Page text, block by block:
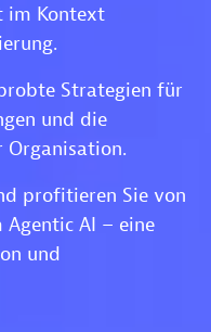
im Kontext
Strategien für
und die
Organisation.
profitieren Sie von
AI – eine
und